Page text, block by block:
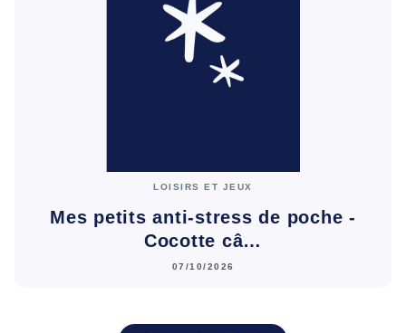
LOISIRS ET JEUX
Mes petits anti-stress de poche -
Cocotte câ…
07/10/2026